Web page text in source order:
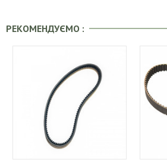
РЕКОМЕНДУЄМО :